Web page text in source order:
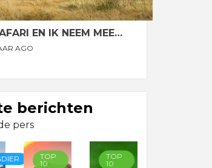
EN IK NEEM MEE…
AGO
berichten
pers
TOP
10
TOP
10